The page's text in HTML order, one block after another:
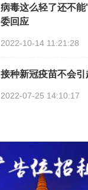
病毒这么轻了还不
委回应
2022-10-14 11:21:28
接种新冠疫苗不会
2022-07-25 14:10:17